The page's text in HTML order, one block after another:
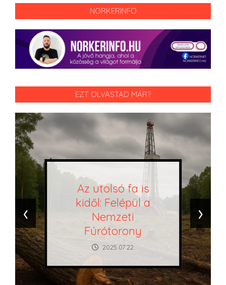
NORKERINFO
EZT OLVASTAD MÁR?
Az utolsó fa is
kidől: Felépül a
Nemzeti
Fúrótorony
2025.07.22.
‹ ›